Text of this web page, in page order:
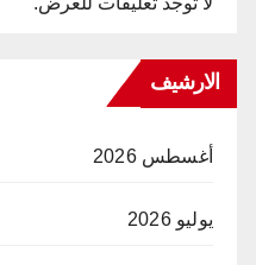
الارشيف
أغسطس 2026
يوليو 2026